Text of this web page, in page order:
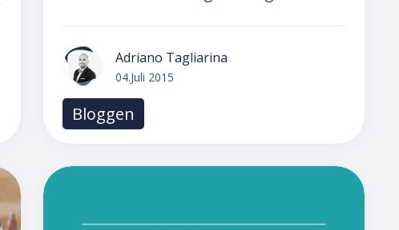
Adriano Tagliarina
04.Juli 2015
Bloggen